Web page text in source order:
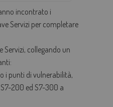
incontrato i
Servizi per completare
Servizi, collegando un
i punti di vulnerabilità,
200 ed S7-300 a